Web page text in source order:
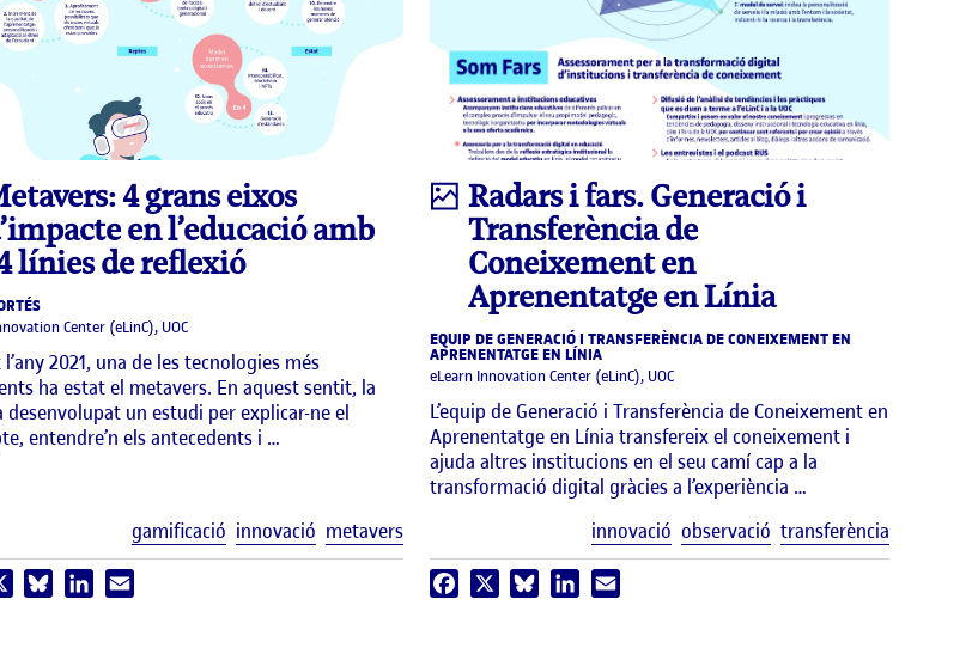
4 grans eixos
en l’educació amb
línies de reflexió
Center (eLinC), UOC
2021, una de les tecnologies més
ha estat el metavers. En aquest sentit, la
desenvolupat un estudi per explicar-ne el
entendre’n els antecedents i …
Etiquetes
gamificació innovació metavers
Bluesky LinkedIn
Infografia
Radars i fars. Generació i
Transferència de
Coneixement en
Aprenentatge en Línia
EQUIP DE GENERACIÓ I TRANSFERÈNCIA DE CONEIXEMENT EN
APRENENTATGE EN LÍNIA
eLearn Innovation Center (eLinC), UOC
L’equip de Generació i Transferència de Coneixement en
Aprenentatge en Línia transfereix el coneixement i
ajuda altres institucions en el seu camí cap a la
transformació digital gràcies a l’experiència …
innovació observació transferència
Facebook Bluesky LinkedIn